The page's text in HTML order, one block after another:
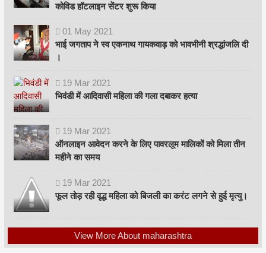
कोविड हॉटलाइन सेंटर शुरू किया
01 May 2021
भाई जगताप ने स्व एकनाथ गायकवाड़ को भावभीनी श्रद्धांजलि दी
।
19 Mar 2021
भिवंडी में आदिवासी महिला की गला दबाकर हत्या
19 Mar 2021
ऑनलाइन आवेदन करने के लिए पावरलूम मालिकों को मिला तीन
महीने का समय
19 Mar 2021
फूल तोड़ रही वृद्ध महिला को बिजली का करंट लगने से हुई मृत्यु।
View More About maharashtra